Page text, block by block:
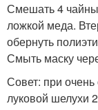
Смешать 4
ложкой меда.
обернуть
Смыть маску
Совет: при
луковой шелухи